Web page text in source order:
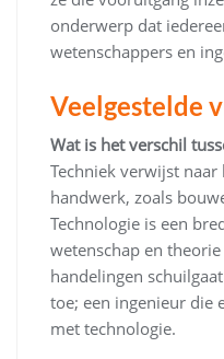
onderwerp dat
wetenschappers en
Veelgestelde
Wat is het verschil
Techniek verwijst
handwerk, zoals
Technologie is een
wetenschap en
handelingen
toe; een ingenieur die
met technologie.